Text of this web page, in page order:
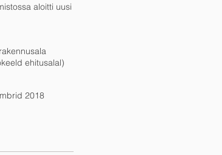
aloitti uusi
ehitusalal)
2018